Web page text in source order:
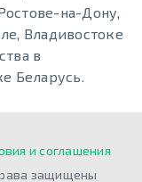
на-Дону,
Владивостоке
в
Беларусь.
и соглашения
защищены